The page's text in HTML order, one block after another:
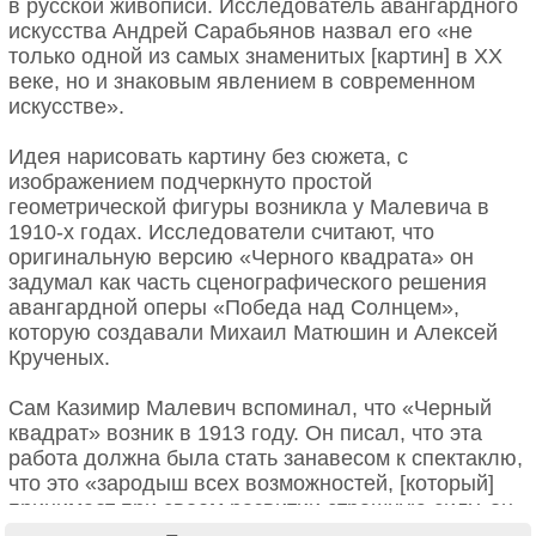
Загадочная улыбка, которая сводит с
ума
Одержимость картиной да Винчи, скорее всего,
началась в XIX веке. В Европе тогда увлекались
итальянским возрождением, в том числе
о себе как изобретатель и учёный. Его считали
гением, который любил загадки. И как же тогда
поверить, что «Джоконда» — это просто картина?
На это настроение повлияло и общее увлечение
отказывался раскрывать рецептуру. Даже
ближайшие ученики (Рылов, Артамонов)
вспоминали, что он «мешал краски за ширмой».
Современники считали его чуть ли не колдуном:
выставляться на 20 лет. Говорили, что он
“разочаровался в зрителях, которые видят свет, но
не видят смысла”. В эти годы он занимался
астрономией, читал труды по оптике, наблюдал за
атмосферой.
Есть свидетельства, что он часами мог смотреть на
закат или луну, “пока цвета не перестают быть
цветами”. Некоторые исследователи полагают, что
понять, где заканчивается видимое и начинается
воображаемое.
Куинджи умер в 1910 году, почти отшельником.
Ученики говорили, что перед смертью он
в русской живописи. Исследователь авангардного
искусства Андрей Сарабьянов назвал его «не
только одной из самых знаменитых [картин] в ХХ
веке, но и знаковым явлением в современном
искусстве».
Идея нарисовать картину без сюжета, с
изображением подчеркнуто простой
геометрической фигуры возникла у Малевича в
1910-х годах. Исследователи считают, что
оригинальную версию «Черного квадрата» он
задумал как часть сценографического решения
авангардной оперы «Победа над Солнцем»,
которую создавали Михаил Матюшин и Алексей
Крученых.
Сам Казимир Малевич вспоминал, что «Черный
квадрат» возник в 1913 году. Он писал, что эта
работа должна была стать занавесом к спектаклю,
что это «зародыш всех возможностей, [который]
принимает при своем развитии страшную силу, он